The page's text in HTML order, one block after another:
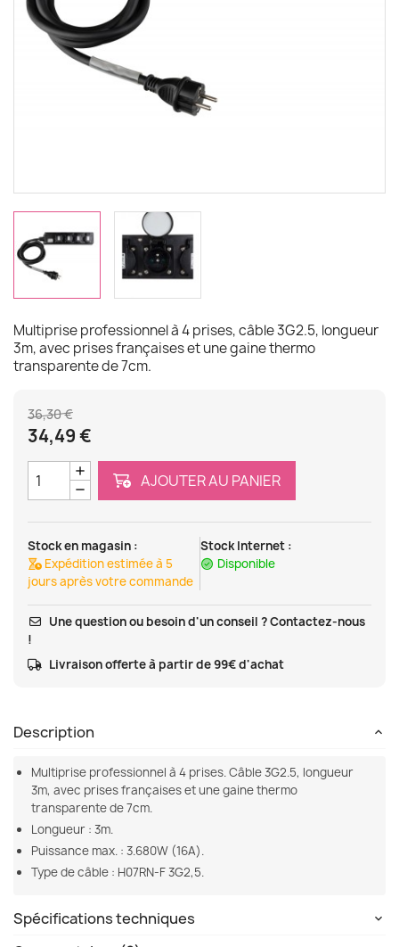
Multiprise professionnel à 4 prises, câble 3G2.5, longueur
3m, avec prises françaises et une gaine thermo
transparente de 7cm.
36,30 €
34,49 €
AJOUTER AU PANIER
Stock en magasin :
Expédition estimée à 5
jours après votre commande
Stock Internet :
Disponible
Une question ou besoin d'un conseil ? Contactez-nous
!
Livraison offerte à partir de 99€ d'achat
Description
Multiprise professionnel à 4 prises. Câble 3G2.5, longueur
3m, avec prises françaises et une gaine thermo
transparente de 7cm.
Longueur : 3m.
Puissance max. : 3.680W (16A).
Type de câble : H07RN-F 3G2,5.
Spécifications techniques